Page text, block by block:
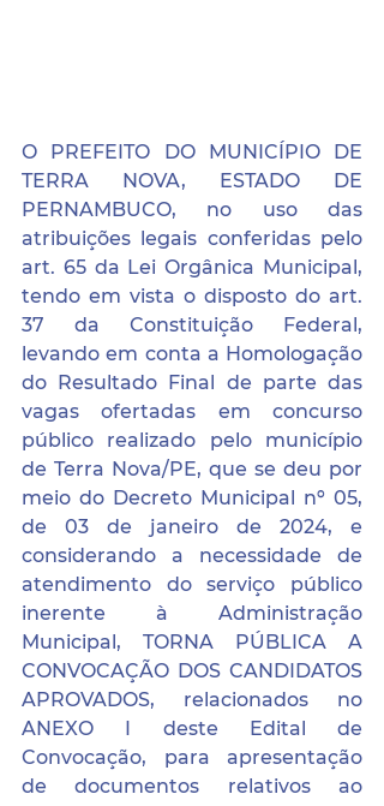
O PREFEITO DO MUNICÍPIO DE
TERRA NOVA, ESTADO DE
PERNAMBUCO, no uso das
atribuições legais conferidas pelo
art. 65 da Lei Orgânica Municipal,
tendo em vista o disposto do art.
37 da Constituição Federal,
levando em conta a Homologação
do Resultado Final de parte das
vagas ofertadas em concurso
público realizado pelo município
de Terra Nova/PE, que se deu por
meio do Decreto Municipal nº 05,
de 03 de janeiro de 2024, e
considerando a necessidade de
atendimento do serviço público
inerente à Administração
Municipal, TORNA PÚBLICA A
CONVOCAÇÃO DOS CANDIDATOS
APROVADOS, relacionados no
ANEXO I deste Edital de
Convocação, para apresentação
de documentos relativos ao